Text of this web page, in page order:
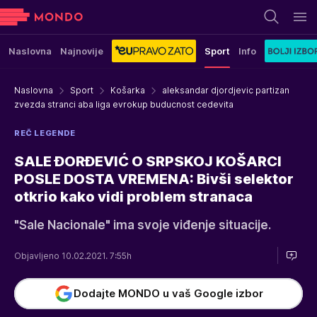
Naslovna Najnovije Sport Info
Naslovna Sport Košarka
aleksandar djordjevic partizan
zvezda stranci aba liga evrokup buducnost cedevita
REČ LEGENDE
SALE ĐORĐEVIĆ O SRPSKOJ KOŠARCI
POSLE DOSTA VREMENA: Bivši selektor
otkrio kako vidi problem stranaca
"Sale Nacionale" ima svoje viđenje situacije.
Objavljeno 10.02.2021. 7:55h
Dodajte MONDO u vaš Google izbor